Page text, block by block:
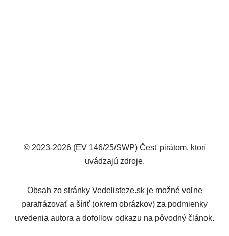
© 2023-2026 (EV 146/25/SWP) Česť pirátom, ktorí
uvádzajú zdroje.
Obsah zo stránky Vedelisteze.sk je možné voľne
parafrázovať a šíriť (okrem obrázkov) za podmienky
uvedenia autora a dofollow odkazu na pôvodný článok.